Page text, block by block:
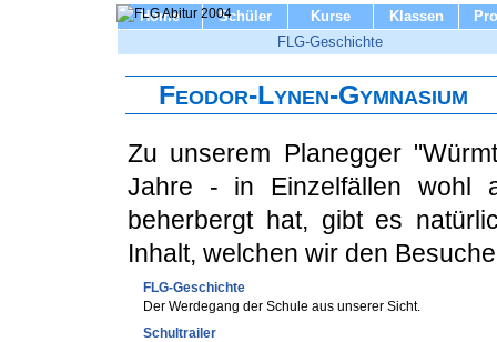
Home Schüler Kurse Klassen
FLG-Geschichte
Feodor-Lynen-Gymnasium
Zu unserem Planegger
Jahre - in Einzelfällen wohl
beherbergt hat, gibt es
Inhalt, welchen wir den
FLG-Geschichte
Der Werdegang der Schule aus unserer Sicht.
Schultrailer